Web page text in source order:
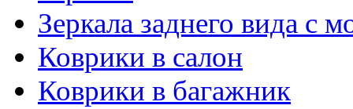
Зеркала заднего вида с
Коврики в салон
Коврики в багажник